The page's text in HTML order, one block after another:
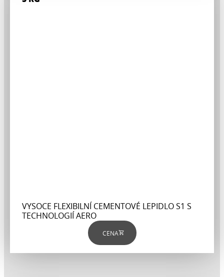
VYSOCE FLEXIBILNÍ CEMENTOVÉ LEPIDLO S1 S
TECHNOLOGIÍ AERO
CENA